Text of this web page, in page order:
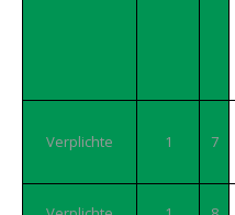
Verplichte 1 7